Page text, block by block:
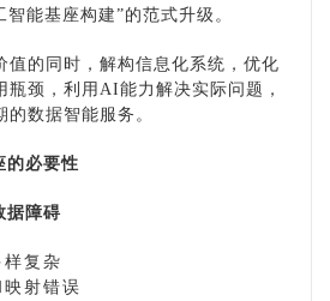
能基座构建”的范式升级。
值的同时，解构信息化系统，优化
瓶颈，利用 AI能力解决实际问题，
数据智能服务。
的必要性
据障碍
复杂
射错误